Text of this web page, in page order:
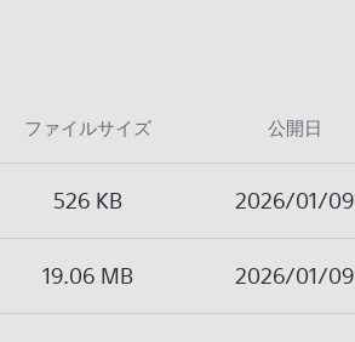
ファイルサイズ 公開日
526 KB 2026/01/09
19.06 MB 2026/01/09